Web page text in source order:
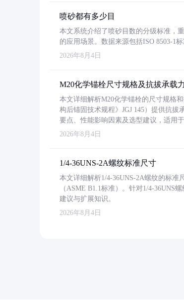
喷砂都有多少目
本文系统介绍了喷砂目数的分级标准，
的应用场景。数据来源包括ISO 8503-1
2026年8月4日
M20化学锚栓尺寸规格及抗拔承载
本文详细解析M20化学锚栓的尺寸规格
构后锚固技术规程》JGJ 145）提供抗
要点、性能影响因素及选型建议，适用
2026年8月4日
1/4-36UNS-2A螺纹标准尺寸
本文详细解析1/4-36UNS-2A螺纹的标
（ASME B1.1标准）。针对1/4-36UNS
建议与扩展知识。
2026年8月4日